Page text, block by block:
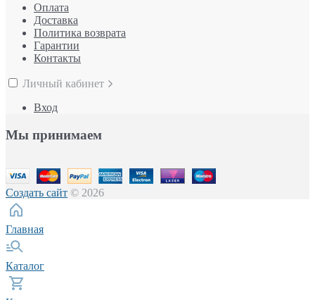
Оплата
Доставка
Политика возврата
Гарантии
Контакты
Личный кабинет
Вход
Мы принимаем
Создать сайт © 2026
Главная
Каталог